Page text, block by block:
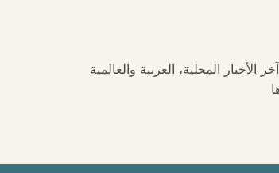
المحلية، العربية والعالمية